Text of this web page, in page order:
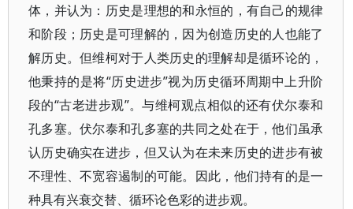
体，并认为：历史是理想的和永恒的，有自己的规律
和阶段；历史是可理解的，因为创造历史的人也能了
解历史。但维柯对于人类历史的理解却是循环论的，
他秉持的是将“历史进步”视为历史循环周期中上升阶
段的“古老进步观”。与维柯观点相似的还有伏尔泰和
孔多塞。伏尔泰和孔多塞的共同之处在于，他们虽承
认历史确实在进步，但又认为在未来历史的进步有被
不理性、不宽容遏制的可能。因此，他们持有的是一
种具有兴衰交替、循环论色彩的进步观。